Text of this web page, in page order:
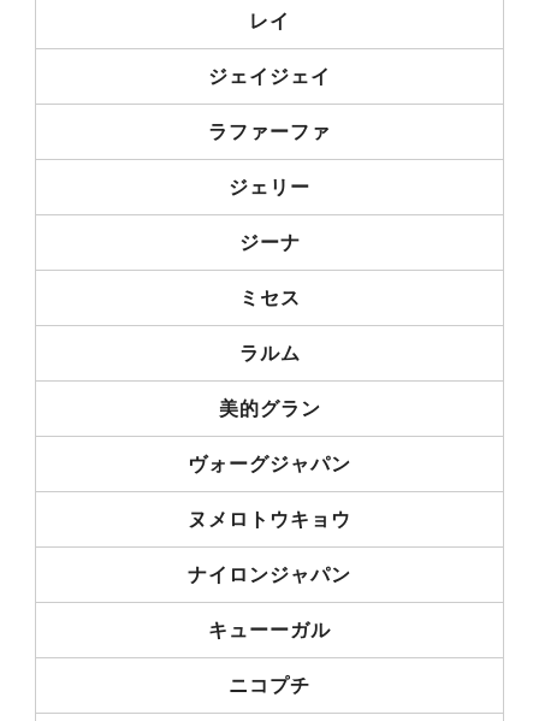
レイ
ジェイジェイ
ラファーファ
ジェリー
ジーナ
ミセス
ラルム
美的グラン
ヴォーグジャパン
ヌメロトウキョウ
ナイロンジャパン
キューーガル
ニコプチ